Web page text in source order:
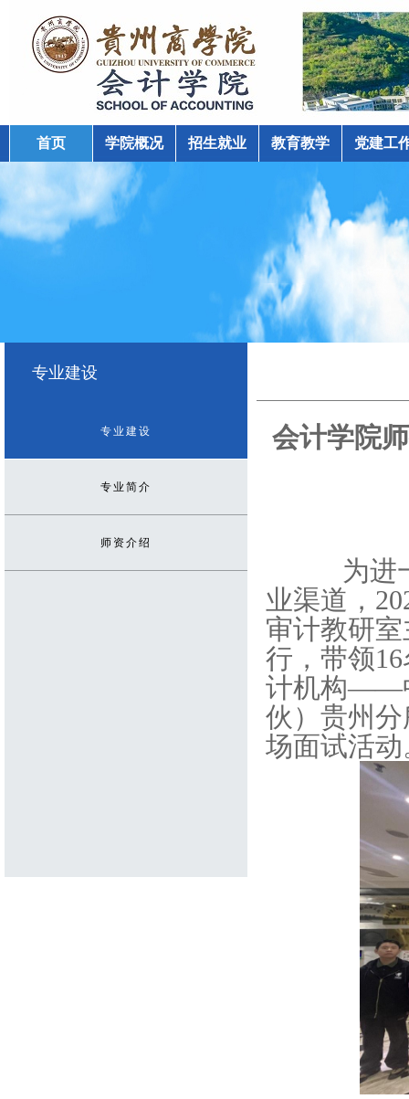
首页 学院概况 招生就业 教育教学 党建工
专业建设
专业建设
专业简介
师资介绍
会计学院
为进
业渠道，
审计教研
行，带领
计机构——
伙）贵州
场面试活动